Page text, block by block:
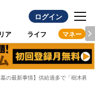
ログイン
ア ライフ マネー
墓の最新事情】供給過多で「樹木葬